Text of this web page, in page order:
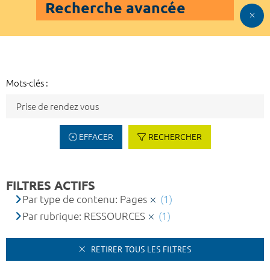
Recherche avancée
Mots-clés :
EFFACER RECHERCHER
FILTRES ACTIFS
Par type de contenu: Pages
(1)
Par rubrique: RESSOURCES
(1)
RETIRER TOUS LES FILTRES